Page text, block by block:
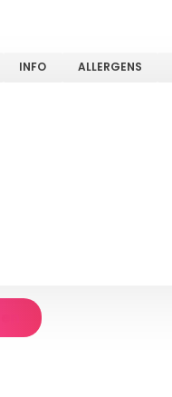
INFO ALLERGENS